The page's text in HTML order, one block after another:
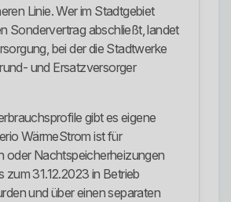
Linie. Wer im Stadtgebiet
Sondervertrag abschließt, landet
bei der die Stadtwerke
und Ersatzversorger
gibt es eigene
WärmeStrom ist für
oder Nachtspeicherheizungen
zum 31.12.2023 in Betrieb
und über einen separaten